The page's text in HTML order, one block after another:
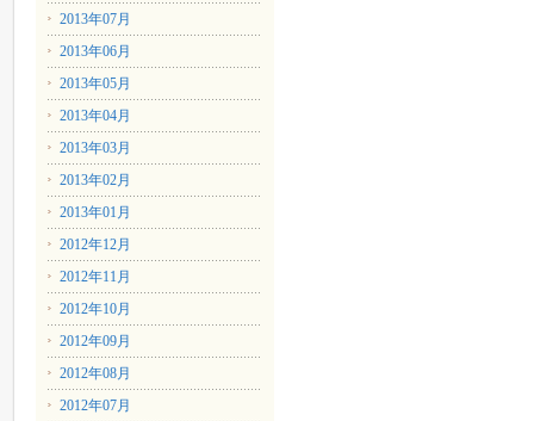
2013年07月
2013年06月
2013年05月
2013年04月
2013年03月
2013年02月
2013年01月
2012年12月
2012年11月
2012年10月
2012年09月
2012年08月
2012年07月